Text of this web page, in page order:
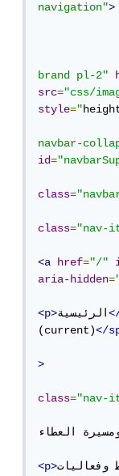
navigation">
brand pl-2"
src="css/
style="
navbar-
id=
class=
class="nav-
<a href="/"
aria-hidden=
<p>الرئيسية
(current)</
>
class="nav-
العطاء
<p>وفعاليات